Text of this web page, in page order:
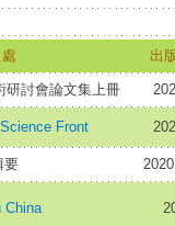
出
研討會論文集上冊
Front
要
China